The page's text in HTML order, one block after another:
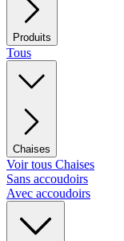
Produits
Tous
Chaises
Voir tous Chaises
Sans accoudoirs
Avec accoudoirs